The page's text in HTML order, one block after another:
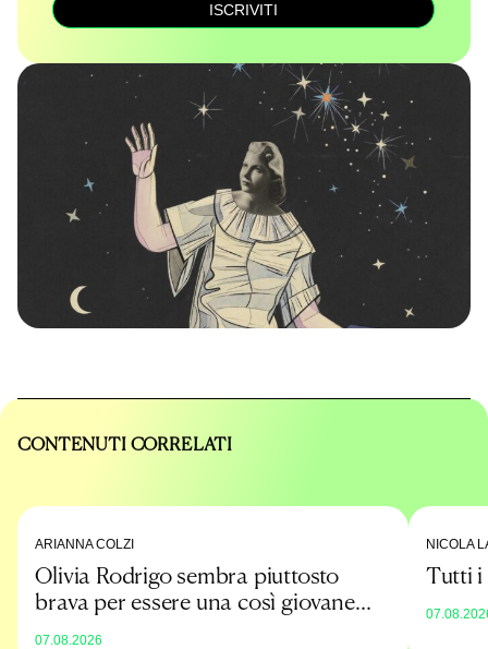
ISCRIVITI
CONTENUTI CORRELATI
ARIANNA COLZI
Olivia Rodrigo sembra piuttosto
brava per essere una così giovane
07.08.2026
NICOLA
Tutti i